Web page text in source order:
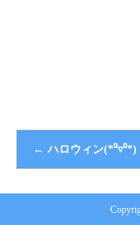
← ハロウィン(*⁰▿⁰*)